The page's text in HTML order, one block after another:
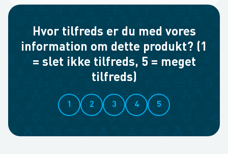
Hvor tilfreds er du med vores
information om dette produkt? (1
= slet ikke tilfreds, 5 = meget
tilfreds)
1 2 3 4 5